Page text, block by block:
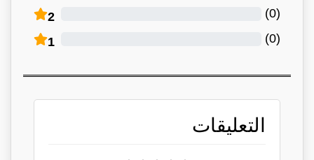
2 (
0
)
1 (
0
)
التعليقات